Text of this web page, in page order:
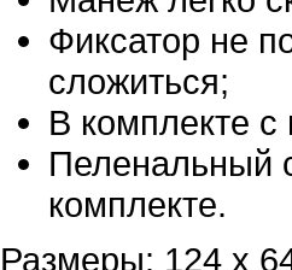
Фиксатор не
сложиться;
В комплекте
Пеленальный
комплекте.
Размеры: 124 х